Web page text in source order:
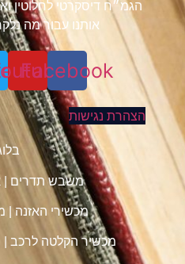
הגמ״ח דיסקרטי לחלוטין
אותנו עבור מה
Facebook
הצהרת נגישות
משבש תדרים |
מכשירי האזנה|
מכשיר הקלטה לרכב